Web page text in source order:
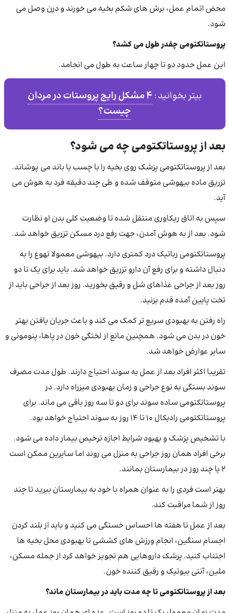
محض اتمام عمل، برش های شکم بخیه می خورند و درن وصل می
شود.
پروستاتکتومی چقدر طول می کشد؟
این عمل حدود دو تا چهار ساعت به طول می انجامد.
بیتر بخوانید :
4 مشکل رایج پروستات در مردان
چیست؟
بعد از پروستاتکتومی چه می شود؟
بعد از پروستاتکتومی پزشک روی بخیه را با چسب یا باند می پوشاند.
تزریق ماده بیهوشی متوقف شده و طی چند دقیقه فرد به هوش می
‌آید.
سپس به اتاق ریکاوری منتقل شده تا وضعیت کلی بدن او نظارت
شود. بعد از به هوش آمدن، جهت رفع درد مسکن تزریق خواهد شد.
پروستاتکتومی رباتیک درد کمتری دارد. بیهوشی معمولا تهوع را به
دنبال داشته و برای رفع آن دارو تزریق خواهد شد. باید برای یک تا دو
روز بعد از جراحی غذاهای شل و رقیق بخورید. روز بعد از جراحی باید از
تخت پایین آمده قدم بزنید.
راه رفتن به بهبودی سریع تر کمک می‌ کند و باعث جریان یافتن بهتر
خون در بدن می شود. همچنین مانع از لختگی خون در پاها، پنومونی و
سایر عوارض خواهد شد.
تقریبا اکثر افراد بعد از عمل به سوند احتیاج دارند. طول مدت مصرف
سوند بستگی به نوع جراحی و زمان بهبودی میزراه دارد. در
پروستاتکتومی ساده سوند برای دو تا سه روز باقی می ماند. برای
پروستاتکتومی رادیکال ۱۰ تا ۱۴ روز به سوند احتیاج خواهد بود.
با تشخیص پزشک و بهبود شرایط اجازه ترخیص بیمار داده می‌ شود.
برخی افراد همان روز جراحی به منزل می روند اما سایرین ممکن است
۲ یا چند روز در بیمارستان بمانند.
بهتر است فردی را به عنوان همراه با خود به بیمارستان ببرید تا چند
روز از شما مراقبت کند.
بعد از عمل تا هفته ها احساس خستگی می کنید و باید از بلند کردن
اجسام سنگین، انجام ورزش های کششی تا بهبودی محل بخیه ها
اجتناب کنید. پزشک داروهایی هم تجویز خواهد کرد از جمله مسکن،
ملین، آنتی بیوتیک و رقیق کننده خون.
بعد از پروستاتکتومی تا چه مدت باید در بیمارستان ماند؟